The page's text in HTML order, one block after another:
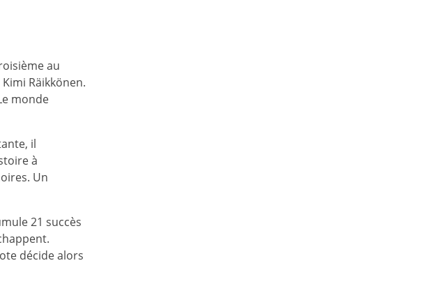
au
Räikkönen.
monde
il
à
Un
21 succès
décide alors